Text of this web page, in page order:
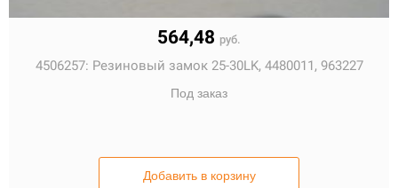
564,48 руб.
4506257: Резиновый замок 25-30LK, 4480011, 963227
Под заказ
Добавить в корзину